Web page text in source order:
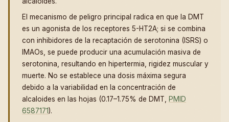
El mecanismo de peligro principal radica en que la DMT
es un agonista de los receptores 5-HT2A; si se combina
con inhibidores de la recaptación de serotonina (ISRS) o
IMAOs, se puede producir una acumulación masiva de
serotonina, resultando en hipertermia, rigidez muscular y
muerte. No se establece una dosis máxima segura
debido a la variabilidad en la concentración de
alcaloides en las hojas (0.17–1.75% de DMT, PMID
6587171).